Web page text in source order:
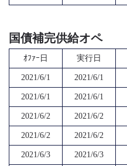
国債補完供給オペ
ｵﾌｧｰ日 実行日
2021/6/1 2021/6/1
2021/6/1 2021/6/1
2021/6/2 2021/6/2
2021/6/2 2021/6/2
2021/6/3 2021/6/3